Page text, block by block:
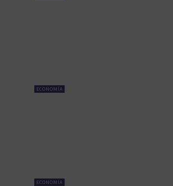
ECONOMÍA
ECONOMÍA